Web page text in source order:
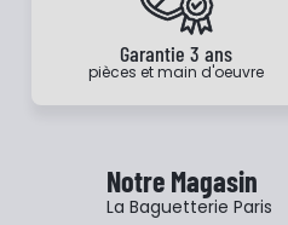
Garantie 3 ans
pièces et main d'oeuvre
Notre Magasin
La Baguetterie Paris